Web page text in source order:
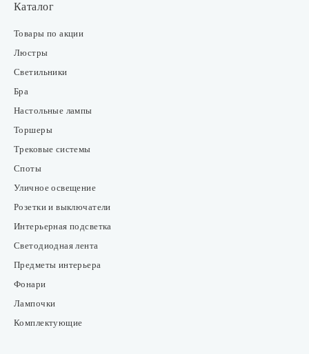
Каталог
Товары по акции
Люстры
Светильники
Бра
Настольные лампы
Торшеры
Трековые системы
Споты
Уличное освещение
Розетки и выключатели
Интерьерная подсветка
Светодиодная лента
Предметы интерьера
Фонари
Лампочки
Комплектующие